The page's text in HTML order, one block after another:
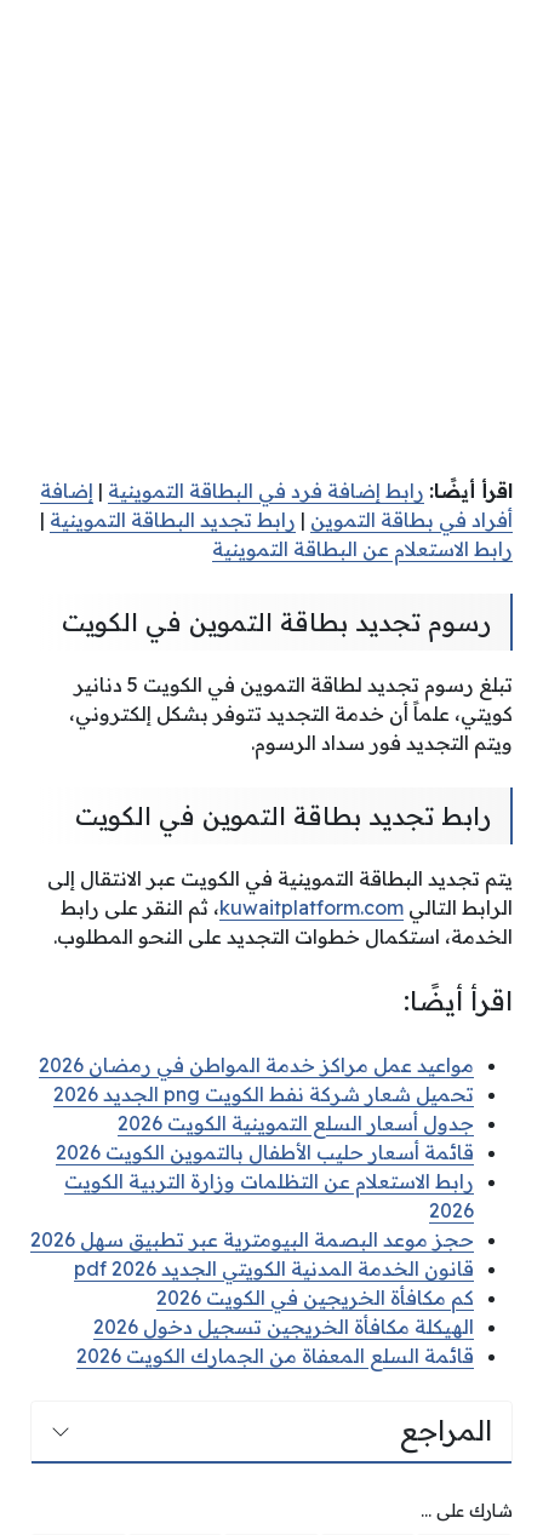
اقرأ أيضًا: رابط إضافة فرد في البطاقة التموينية | إضافة
أفراد في بطاقة التموين | رابط تجديد البطاقة التموينية |
رابط الاستعلام عن البطاقة التموينية
رسوم تجديد بطاقة التموين في الكويت
تبلغ رسوم تجديد لطاقة التموين في الكويت 5 دنانير
كويتي، علماً أن خدمة التجديد تتوفر بشكل إلكتروني،
ويتم التجديد فور سداد الرسوم.
رابط تجديد بطاقة التموين في الكويت
يتم تجديد البطاقة التموينية في الكويت عبر الانتقال إلى
الرابط التالي kuwaitplatform.com، ثم النقر على رابط
الخدمة، استكمال خطوات التجديد على النحو المطلوب.
اقرأ أيضًا:
مواعيد عمل مراكز خدمة المواطن في رمضان 2026
تحميل شعار شركة نفط الكويت png الجديد 2026
جدول أسعار السلع التموينية الكويت 2026
قائمة أسعار حليب الأطفال بالتموين الكويت 2026
رابط الاستعلام عن التظلمات وزارة التربية الكويت
2026
حجز موعد البصمة البيومترية عبر تطبيق سهل 2026
قانون الخدمة المدنية الكويتي الجديد pdf 2026
كم مكافأة الخريجين في الكويت 2026
الهيكلة مكافأة الخريجين تسجيل دخول 2026
قائمة السلع المعفاة من الجمارك الكويت 2026
المراجع
شارك على ...